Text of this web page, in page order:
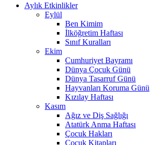
Aylık Etkinlikler
Eylül
Ben Kimim
İlköğretim Haftası
Sınıf Kuralları
Ekim
Cumhuriyet Bayramı
Dünya Çocuk Günü
Dünya Tasarruf Günü
Hayvanları Koruma Günü
Kızılay Haftası
Kasım
Ağız ve Diş Sağlığı
Atatürk Anma Haftası
Çocuk Hakları
Çocuk Kitapları